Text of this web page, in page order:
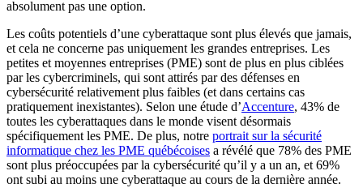
absolument pas une option.
Les coûts potentiels d’une cyberattaque sont plus élevés que jamais,
et cela ne concerne pas uniquement les grandes entreprises. Les
petites et moyennes entreprises (PME) sont de plus en plus ciblées
par les cybercriminels, qui sont attirés par des défenses en
cybersécurité relativement plus faibles (et dans certains cas
pratiquement inexistantes). Selon une étude d’Accenture, 43% de
toutes les cyberattaques dans le monde visent désormais
spécifiquement les PME. De plus, notre portrait sur la sécurité
informatique chez les PME québécoises a révélé que 78% des PME
sont plus préoccupées par la cybersécurité qu’il y a un an, et 69%
ont subi au moins une cyberattaque au cours de la dernière année.